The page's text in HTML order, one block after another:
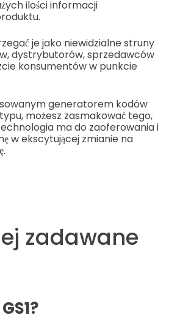
ilości informacji
je jako niewidzialne struny
dystrybutorów, sprzedawców
konsumentów w punkcie
generatorem kodów
możesz zasmakować tego,
ma do zaoferowania i
w ekscytującej zmianie na
zadawane